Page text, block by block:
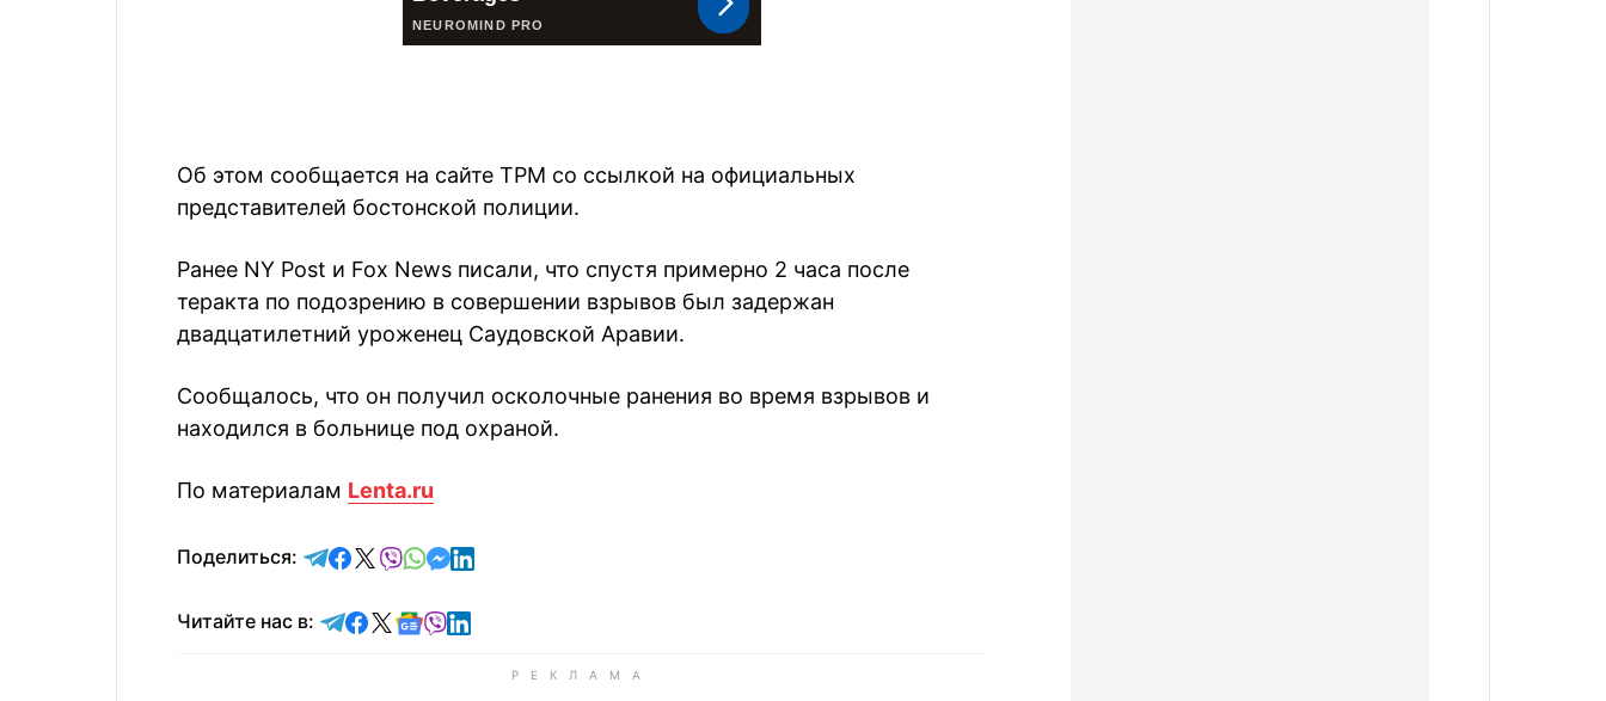
Об этом сообщается на сайте TPM со ссылкой на официальных
представителей бостонской полиции.
Ранее NY Post и Fox News писали, что спустя примерно 2 часа после
теракта по подозрению в совершении взрывов был задержан
двадцатилетний уроженец Саудовской Аравии.
Сообщалось, что он получил осколочные ранения во время взрывов и
находился в больнице под охраной.
По материалам Lenta.ru
Поделиться: отправить в Telegram
поделиться в Facebook
поделиться в X
отправить в Viber
отправить в Whatsapp
отправить в Messenger
отправить в LinkedIn
Читайте нас в: Читайте в Telegram
Читайте в Facebook
Читайте в X
Читайте в Google news
Читайте в Viber
Читайте в LinkedIn